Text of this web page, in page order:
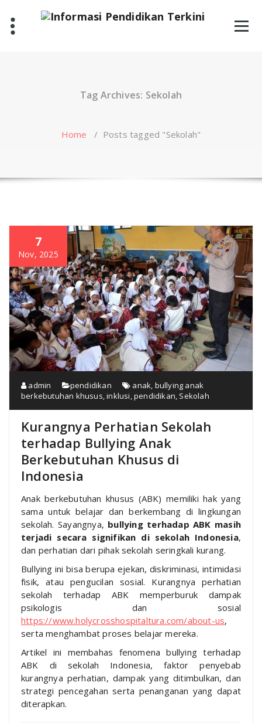
content
Tag Archives: Sekolah
Home / Posts tagged "Sekolah"
7
Nov, 2025
admin pendidikan anak, bullying anak
berkebutuhan khusus,inklusi,pendidikan, Sekolah
Kurangnya Perhatian Sekolah
terhadap Bullying Anak
Berkebutuhan Khusus di
Indonesia
Anak berkebutuhan khusus (ABK) memiliki hak yang
sama untuk belajar dan berkembang di lingkungan
sekolah. Sayangnya, bullying terhadap ABK masih
terjadi secara signifikan di sekolah Indonesia,
dan perhatian dari pihak sekolah seringkali kurang.
Bullying ini bisa berupa ejekan, diskriminasi, intimidasi
fisik, atau pengucilan sosial. Kurangnya perhatian
sekolah terhadap ABK memperburuk dampak
psikologis dan sosial
https://www.holycrosshospitaltura.com/about-us,
serta menghambat proses belajar mereka.
Artikel ini membahas fenomena bullying terhadap
ABK di sekolah Indonesia, faktor penyebab
kurangnya perhatian, dampak yang ditimbulkan, dan
strategi pencegahan serta penanganan yang dapat
diterapkan.